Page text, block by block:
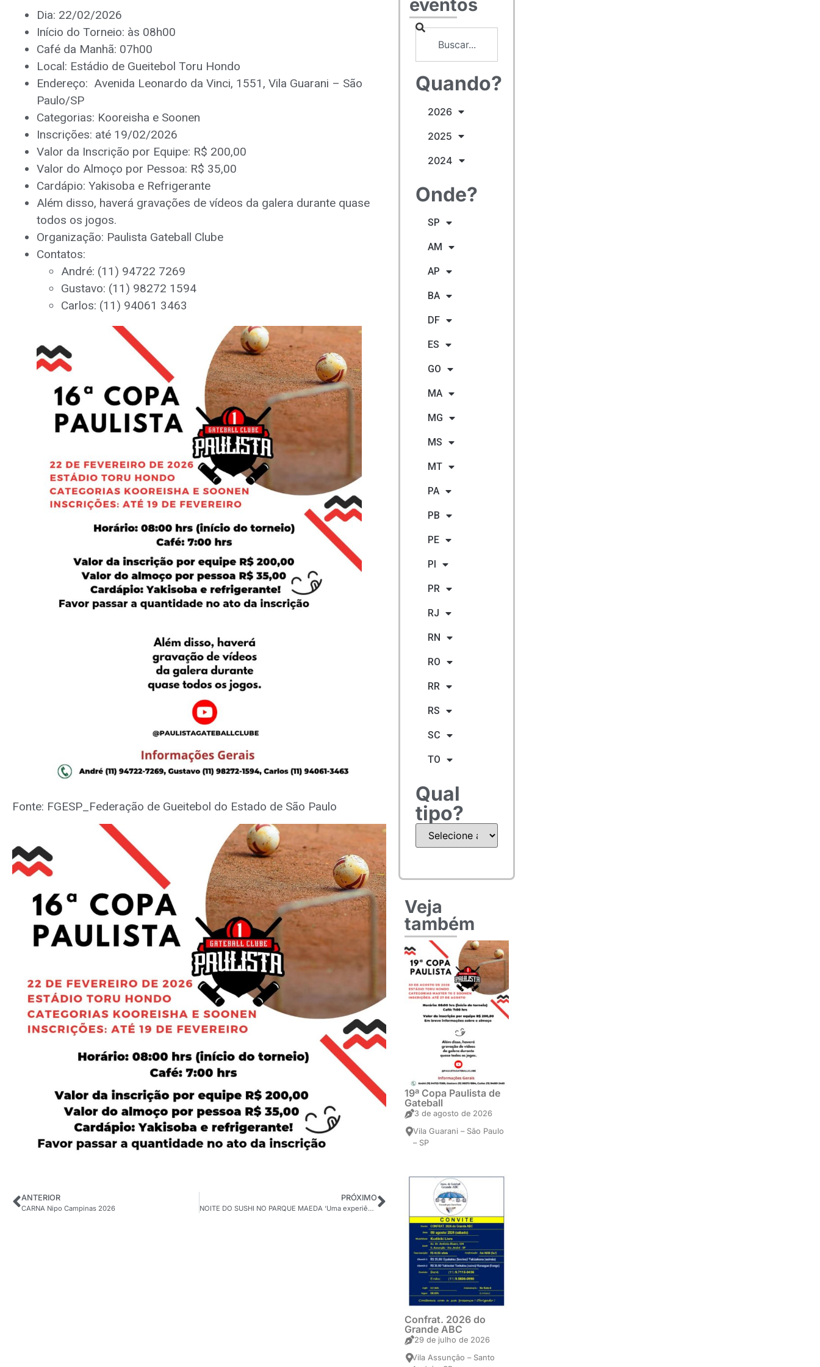
Dia: 22/02/2026
Início do Torneio: às 08h00
Café da Manhã: 07h00
Local: Estádio de Gueitebol Toru Hondo
Endereço: Avenida Leonardo da Vinci, 1551, Vila Guarani – São
Paulo/SP
Categorias: Kooreisha e Soonen
Inscrições: até 19/02/2026
Valor da Inscrição por Equipe: R$ 200,00
Valor do Almoço por Pessoa: R$ 35,00
Cardápio: Yakisoba e Refrigerante
Além disso, haverá gravações de vídeos da galera durante quase
todos os jogos.
Organização: Paulista Gateball Clube
Contatos:
André: (11) 94722 7269
Gustavo: (11) 98272 1594
Carlos: (11) 94061 3463
Fonte: FGESP_Federação de Gueitebol do Estado de São Paulo
ANTERIOR
CARNA Nipo Campinas 2026
PRÓXIMO
NOITE DO SUSHI NO PARQUE MAEDA ‘Uma experiência gastronômica especial para quem aprecia os sabores delicados e a tradição da culinária oriental’
eventos
Quando?
2026
2025
2024
Onde?
SP
AM
AP
BA
DF
ES
GO
MA
MG
MS
MT
PA
PB
PE
PI
PR
RJ
RN
RO
RR
RS
SC
TO
Qual
tipo?
Veja
também
19ª Copa Paulista de
Gateball
3 de agosto de 2026
Vila Guarani – São Paulo
– SP
Confrat. 2026 do
Grande ABC
29 de julho de 2026
Vila Assunção – Santo